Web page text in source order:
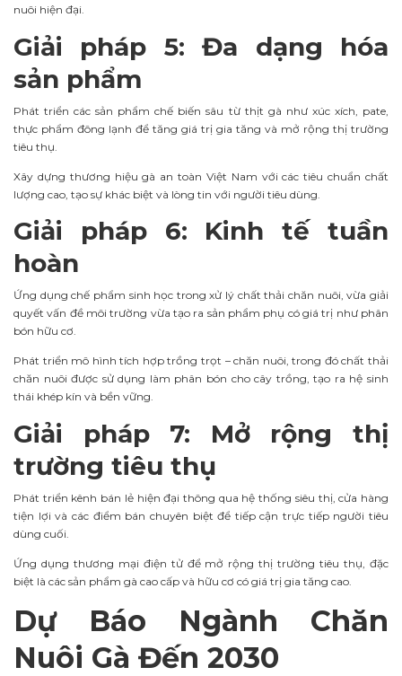
nuôi hiện đại.
Giải pháp 5: Đa dạng hóa
sản phẩm
Phát triển các sản phẩm chế biến sâu từ thịt gà như xúc xích, pate,
thực phẩm đông lạnh để tăng giá trị gia tăng và mở rộng thị trường
tiêu thụ.
Xây dựng thương hiệu gà an toàn Việt Nam với các tiêu chuẩn chất
lượng cao, tạo sự khác biệt và lòng tin với người tiêu dùng.
Giải pháp 6: Kinh tế tuần
hoàn
Ứng dụng chế phẩm sinh học trong xử lý chất thải chăn nuôi, vừa giải
quyết vấn đề môi trường vừa tạo ra sản phẩm phụ có giá trị như phân
bón hữu cơ.
Phát triển mô hình tích hợp trồng trọt – chăn nuôi, trong đó chất thải
chăn nuôi được sử dụng làm phân bón cho cây trồng, tạo ra hệ sinh
thái khép kín và bền vững.
Giải pháp 7: Mở rộng thị
trường tiêu thụ
Phát triển kênh bán lẻ hiện đại thông qua hệ thống siêu thị, cửa hàng
tiện lợi và các điểm bán chuyên biệt để tiếp cận trực tiếp người tiêu
dùng cuối.
Ứng dụng thương mại điện tử để mở rộng thị trường tiêu thụ, đặc
biệt là các sản phẩm gà cao cấp và hữu cơ có giá trị gia tăng cao.
Dự Báo Ngành Chăn
Nuôi Gà Đến 2030